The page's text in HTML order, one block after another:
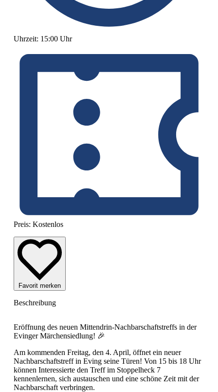
Uhrzeit: 15:00 Uhr
Preis: Kostenlos
Favorit merken
Beschreibung
Eröffnung des neuen Mittendrin-Nachbarschaftstreffs in der
Evinger Märchensiedlung! 🎉
Am kommenden Freitag, den 4. April, öffnet ein neuer
Nachbarschaftstreff in Eving seine Türen! Von 15 bis 18 Uhr
können Interessierte den Treff im Stoppelheck 7
kennenlernen, sich austauschen und eine schöne Zeit mit der
Nachbarschaft verbringen.